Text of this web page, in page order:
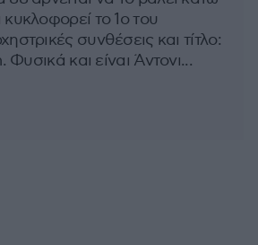
κυκλοφορεί το 1ο του
συνθέσεις και τίτλο:
και είναι Άντονι...